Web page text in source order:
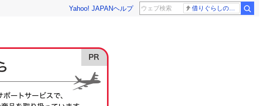
Yahoo! JAPANヘルプ 借りぐらしのアリエッティ 耳をすませば